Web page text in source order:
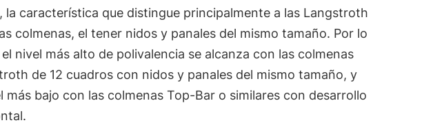
la característica que distingue principalmente a las Langstroth
colmenas, el tener nidos y panales del mismo tamaño. Por lo
nivel más alto de polivalencia se alcanza con las colmenas
de 12 cuadros con nidos y panales del mismo tamaño, y
más bajo con las colmenas Top-Bar o similares con desarrollo